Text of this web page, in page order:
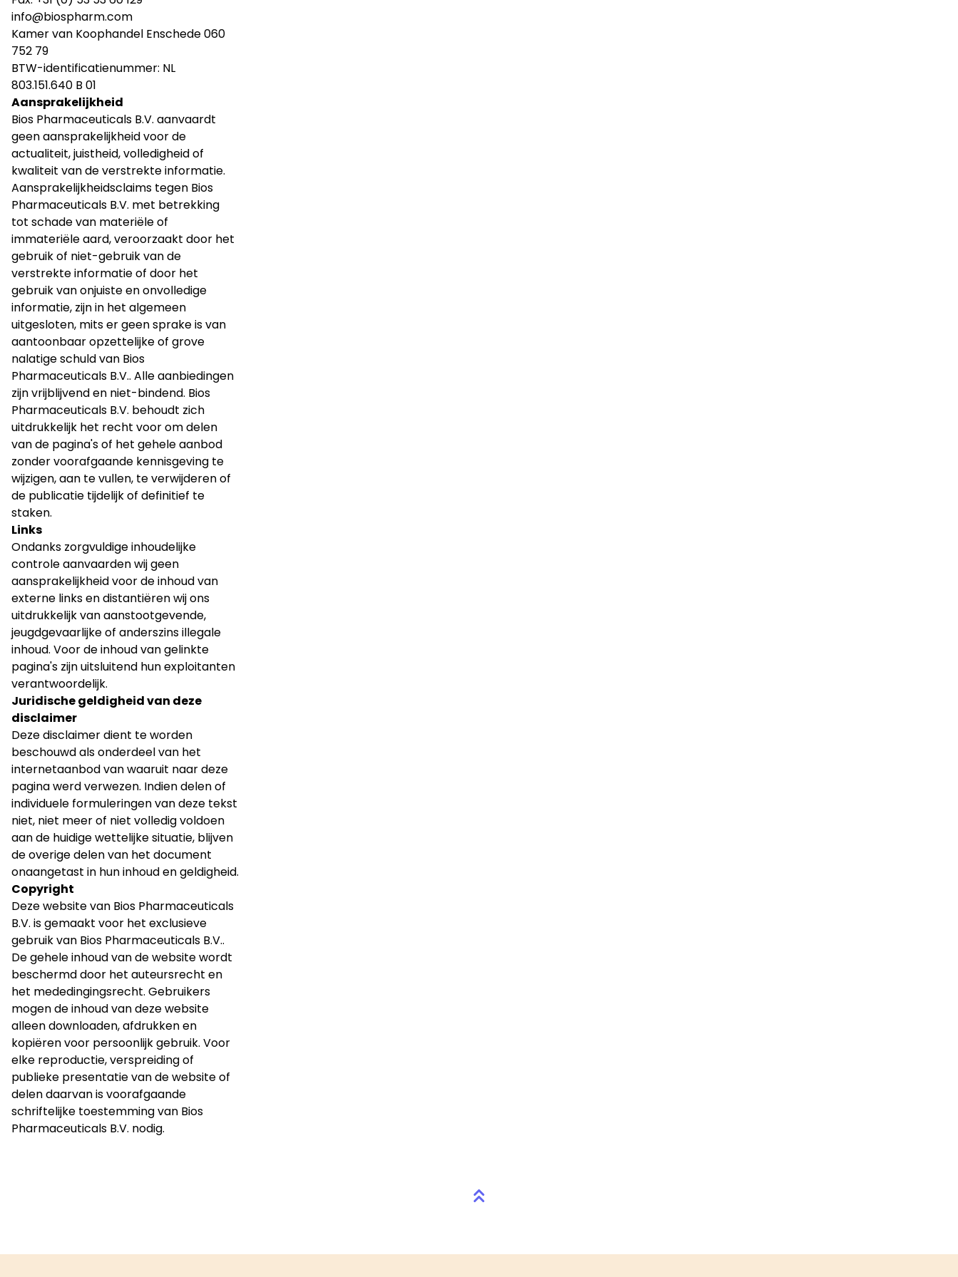
info@biospharm.com
Kamer van Koophandel Enschede 060
752 79
BTW-identificatienummer: NL
803.151.640 B 01
Aansprakelijkheid
Bios Pharmaceuticals B.V. aanvaardt
geen aansprakelijkheid voor de
actualiteit, juistheid, volledigheid of
kwaliteit van de verstrekte informatie.
Aansprakelijkheidsclaims tegen Bios
Pharmaceuticals B.V. met betrekking
tot schade van materiële of
immateriële aard, veroorzaakt door het
gebruik of niet-gebruik van de
verstrekte informatie of door het
gebruik van onjuiste en onvolledige
informatie, zijn in het algemeen
uitgesloten, mits er geen sprake is van
aantoonbaar opzettelijke of grove
nalatige schuld van Bios
Pharmaceuticals B.V.. Alle aanbiedingen
zijn vrijblijvend en niet-bindend. Bios
Pharmaceuticals B.V. behoudt zich
uitdrukkelijk het recht voor om delen
van de pagina's of het gehele aanbod
zonder voorafgaande kennisgeving te
wijzigen, aan te vullen, te verwijderen of
de publicatie tijdelijk of definitief te
staken.
Links
Ondanks zorgvuldige inhoudelijke
controle aanvaarden wij geen
aansprakelijkheid voor de inhoud van
externe links en distantiëren wij ons
uitdrukkelijk van aanstootgevende,
jeugdgevaarlijke of anderszins illegale
inhoud. Voor de inhoud van gelinkte
pagina's zijn uitsluitend hun exploitanten
verantwoordelijk.
Juridische geldigheid van deze
disclaimer
Deze disclaimer dient te worden
beschouwd als onderdeel van het
internetaanbod van waaruit naar deze
pagina werd verwezen. Indien delen of
individuele formuleringen van deze tekst
niet, niet meer of niet volledig voldoen
aan de huidige wettelijke situatie, blijven
de overige delen van het document
onaangetast in hun inhoud en geldigheid.
Copyright
Deze website van Bios Pharmaceuticals
B.V. is gemaakt voor het exclusieve
gebruik van Bios Pharmaceuticals B.V..
De gehele inhoud van de website wordt
beschermd door het auteursrecht en
het mededingingsrecht. Gebruikers
mogen de inhoud van deze website
alleen downloaden, afdrukken en
kopiëren voor persoonlijk gebruik. Voor
elke reproductie, verspreiding of
publieke presentatie van de website of
delen daarvan is voorafgaande
schriftelijke toestemming van Bios
Pharmaceuticals B.V. nodig.